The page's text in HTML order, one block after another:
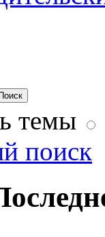
темы
поиск